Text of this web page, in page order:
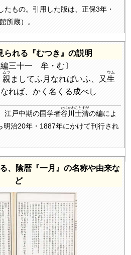
たもの。引用した版は、正保3年・
所蔵）。
られる『むつき』の説明
三十一 牟・む〕
親
ムツ
ましてふ月なればいふ、又 生
ウム
れば、かく名くる成べし
江戸中期の国学者谷川士清
たにかわことすが
の編によ
明治20年・1887年にかけて刊行され
、陰暦『一月』の名称や由来な
ど